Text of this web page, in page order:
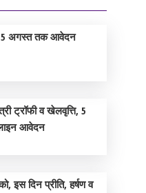
5 अगस्त तक आवेदन
ट्रॉफी व खेलवृत्ति, 5
आवेदन
इस दिन प्रीति, हर्षण व